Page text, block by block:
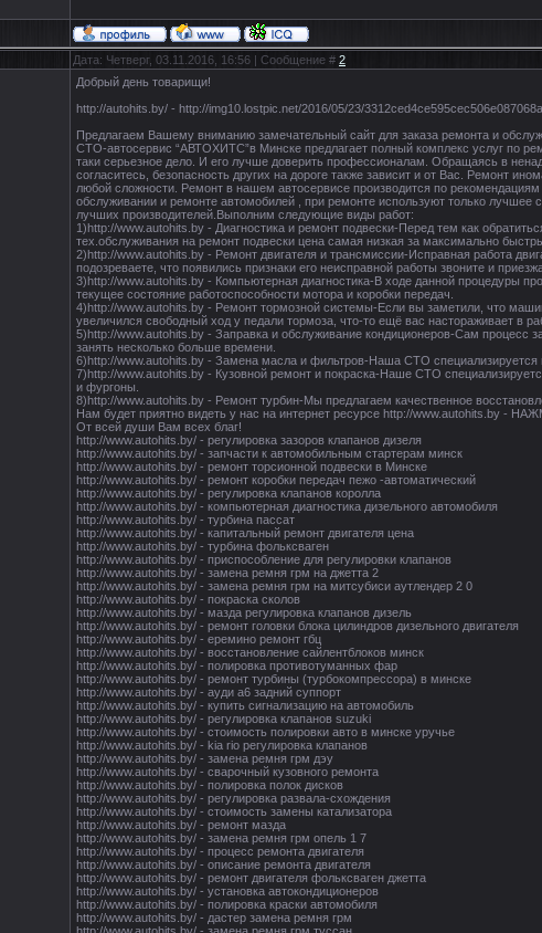
Дата: Четверг, 03.11.2016, 16:56 | Сообщение # 2
Добрый день товарищи!
http://autohits.by/ - http://img10.lostpic.net/2016/05/23/
Предлагаем Вашему вниманию замечательный сайт для заказа ремонта и
СТО-автосервис “АВТОХИТС”в Минске предлагает полный комплекс услуг по
таки серьезное дело. И его лучше доверить профессионалам. Обращаясь в
согласитесь, безопасность других на дороге также зависит и от Вас. Ремонт
любой сложности. Ремонт в нашем автосервисе производится по
обслуживании и ремонте автомобилей , при ремонте используют только
лучших производителей.Выполним следующие виды работ:
1)http://www.autohits.by - Диагностика и ремонт подвески-Перед тем как
тех.обслуживания на ремонт подвески цена самая низкая за максимально
2)http://www.autohits.by - Ремонт двигателя и трансмиссии-Исправная работа
подозреваете, что появились признаки его неисправной работы звоните и
3)http://www.autohits.by - Компьютерная диагностика-В ходе данной процедуры
текущее состояние работоспособности мотора и коробки передач.
4)http://www.autohits.by - Ремонт тормозной системы-Если вы заметили, что
увеличился свободный ход у педали тормоза, что-то ещё вас настораживает в
5)http://www.autohits.by - Заправка и обслуживание кондиционеров-Сам процесс
занять несколько больше времени.
6)http://www.autohits.by - Замена масла и фильтров-Наша СТО
7)http://www.autohits.by - Кузовной ремонт и покраска-Наше СТО
и фургоны.
8)http://www.autohits.by - Ремонт турбин-Мы предлагаем качественное
Нам будет приятно видеть у нас на интернет ресурсе http://www.autohits.by -
От всей души Вам всех благ!
http://www.autohits.by/ - регулировка зазоров клапанов дизеля
http://www.autohits.by/ - запчасти к автомобильным стартерам минск
http://www.autohits.by/ - ремонт торсионной подвески в Минске
http://www.autohits.by/ - ремонт коробки передач пежо -автоматический
http://www.autohits.by/ - регулировка клапанов королла
http://www.autohits.by/ - компьютерная диагностика дизельного автомобиля
http://www.autohits.by/ - турбина пассат
http://www.autohits.by/ - капитальный ремонт двигателя цена
http://www.autohits.by/ - турбина фольксваген
http://www.autohits.by/ - приспособление для регулировки клапанов
http://www.autohits.by/ - замена ремня грм на джетта 2
http://www.autohits.by/ - замена ремня грм на митсубиси аутлендер 2 0
http://www.autohits.by/ - покраска сколов
http://www.autohits.by/ - мазда регулировка клапанов дизель
http://www.autohits.by/ - ремонт головки блока цилиндров дизельного двигателя
http://www.autohits.by/ - еремино ремонт гбц
http://www.autohits.by/ - восстановление сайлентблоков минск
http://www.autohits.by/ - полировка противотуманных фар
http://www.autohits.by/ - ремонт турбины (турбокомпрессора) в минске
http://www.autohits.by/ - ауди а6 задний суппорт
http://www.autohits.by/ - купить сигнализацию на автомобиль
http://www.autohits.by/ - регулировка клапанов suzuki
http://www.autohits.by/ - стоимость полировки авто в минске уручье
http://www.autohits.by/ - kia rio регулировка клапанов
http://www.autohits.by/ - замена ремня грм дэу
http://www.autohits.by/ - сварочный кузовного ремонта
http://www.autohits.by/ - полировка полок дисков
http://www.autohits.by/ - регулировка развала-схождения
http://www.autohits.by/ - стоимость замены катализатора
http://www.autohits.by/ - ремонт мазда
http://www.autohits.by/ - замена ремня грм опель 1 7
http://www.autohits.by/ - процесс ремонта двигателя
http://www.autohits.by/ - описание ремонта двигателя
http://www.autohits.by/ - ремонт двигателя фольксваген джетта
http://www.autohits.by/ - установка автокондиционеров
http://www.autohits.by/ - полировка краски автомобиля
http://www.autohits.by/ - дастер замена ремня грм